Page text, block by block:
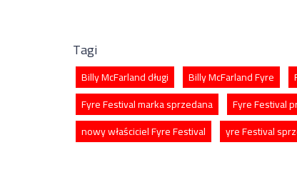
Tagi
Billy McFarland długi Billy McFarland Fyre
Fyre Festival marka sprzedana
Fyre Festival
nowy właściciel Fyre Festival
yre Festival